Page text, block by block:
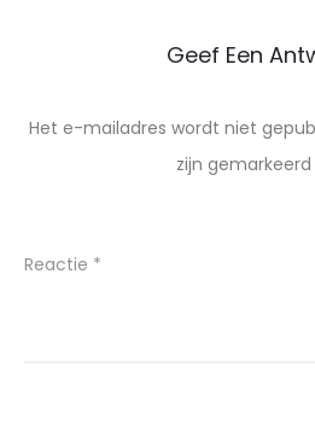
Geef Een
Het e-mailadres wordt niet
zijn
Reactie *